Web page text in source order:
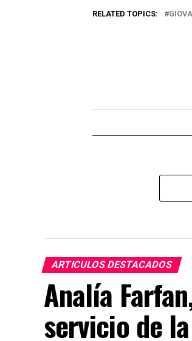
RELATED TOPICS:
ARTICULOS DESTACADOS
Analía
servicio de